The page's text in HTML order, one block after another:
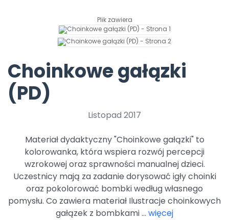
Pomoc
Plik zawiera
Choinkowe gałązki
(PD)
Listopad 2017
Materiał dydaktyczny "Choinkowe gałązki" to
kolorowanka, która wspiera rozwój percepcji
wzrokowej oraz sprawności manualnej dzieci.
Uczestnicy mają za zadanie dorysować igły choinki
oraz pokolorować bombki według własnego
pomysłu. Co zawiera materiał Ilustracje choinkowych
gałązek z bombkami ... więcej